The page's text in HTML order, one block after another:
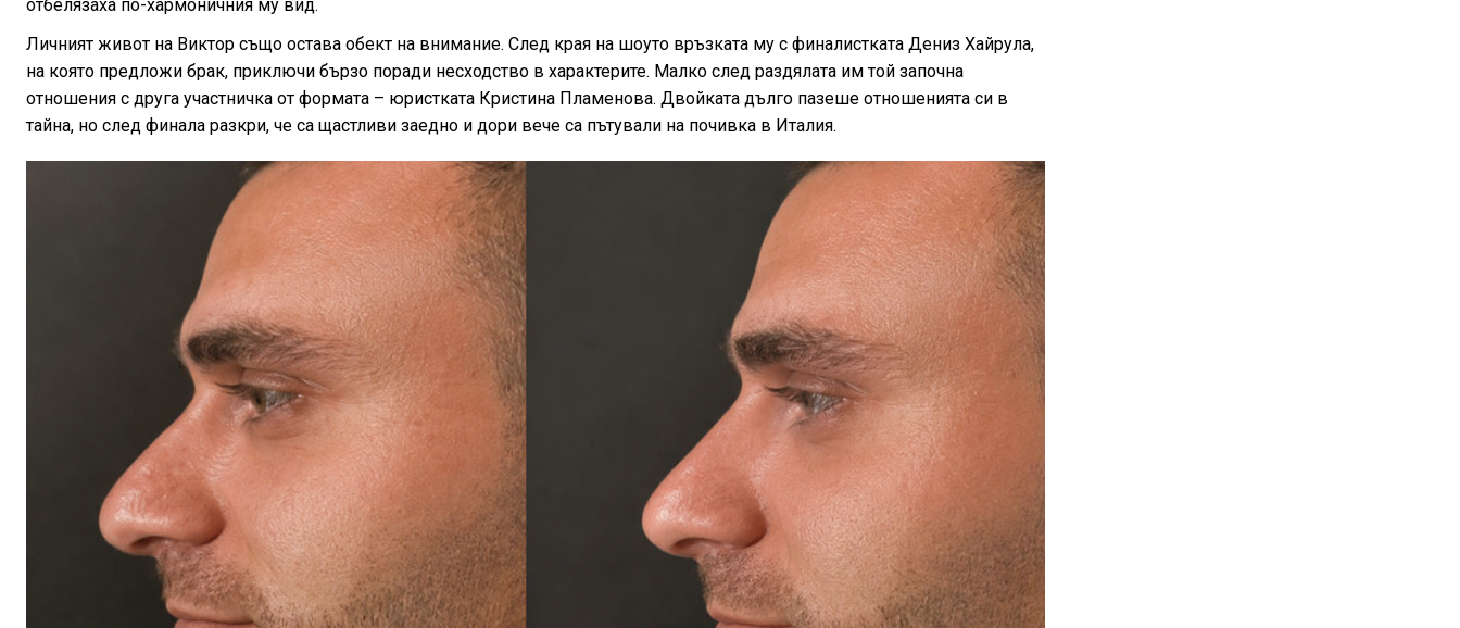
отбелязаха по-хармоничния му вид.
Личният живот на Виктор също остава обект на внимание. След края на шоуто връзката му с финалистката Дениз Хайрула,
на която предложи брак, приключи бързо поради несходство в характерите. Малко след раздялата им той започна
отношения с друга участничка от формата – юристката Кристина Пламенова. Двойката дълго пазеше отношенията си в
тайна, но след финала разкри, че са щастливи заедно и дори вече са пътували на почивка в Италия.